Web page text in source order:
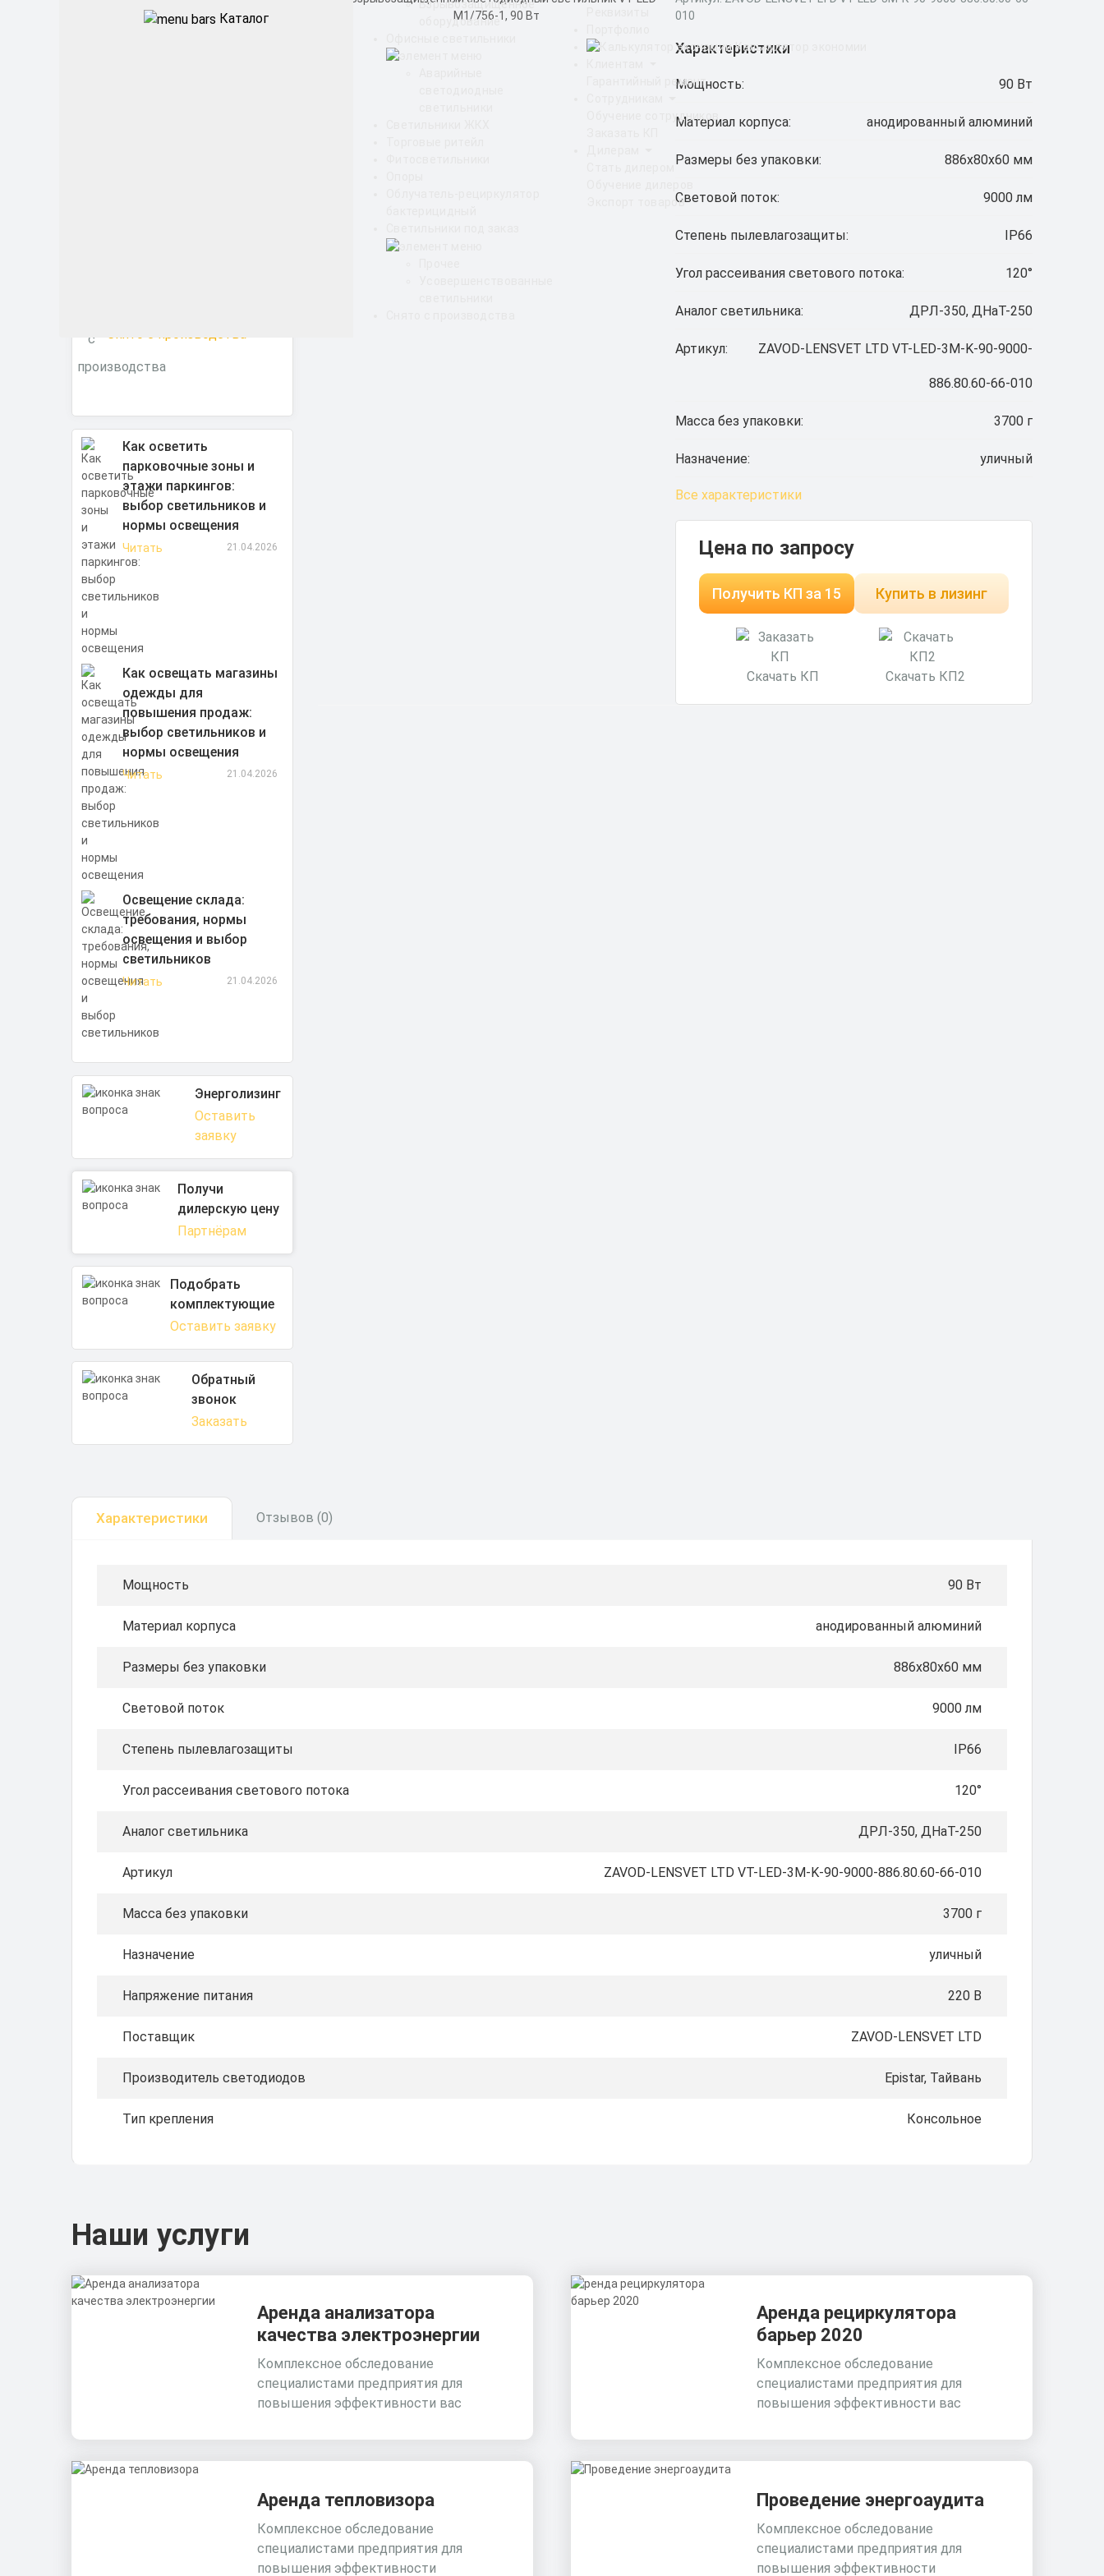
Каталог
Взрывозащищенное
оборудование
Калькулятор экономии
Гарантийный ремонт
Обучение сотрудников
Экспорт товаров
Снято с производства
Как осветить
парковочные зоны и
этажи паркингов:
выбор светильников и
нормы освещения
Читать 21.04.2026
Как освещать магазины
одежды для
повышения продаж:
выбор светильников и
нормы освещения
Читать 21.04.2026
Освещение склада:
требования, нормы
освещения и выбор
светильников
Читать 21.04.2026
Энерголизинг
Оставить
заявку
Получи
дилерскую цену
Партнёрам
Подобрать
комплектующие
Оставить заявку
Обратный
звонок
Заказать
010
Характеристики
Мощность: 90 Вт
Материал корпуса: анодированный алюминий
Размеры без упаковки: 886х80х60 мм
Световой поток: 9000 лм
Степень пылевлагозащиты: IP66
Угол рассеивания светового потока: 120°
Аналог светильника: ДРЛ-350, ДНаТ-250
Артикул: ZAVOD-LENSVET LTD VT-LED-3M-K-90-9000-
886.80.60-66-010
Масса без упаковки: 3700 г
Назначение: уличный
Все характеристики
Цена по запросу
Получить КП за 15
минут
Купить в лизинг
Скачать КП Скачать КП2
Характеристики Отзывов (0)
Мощность 90 Вт
Материал корпуса анодированный алюминий
Размеры без упаковки 886х80х60 мм
Световой поток 9000 лм
Степень пылевлагозащиты IP66
Угол рассеивания светового потока 120°
Аналог светильника ДРЛ-350, ДНаТ-250
Артикул ZAVOD-LENSVET LTD VT-LED-3M-K-90-9000-886.80.60-66-010
Масса без упаковки 3700 г
Назначение уличный
Напряжение питания 220 В
Поставщик ZAVOD-LENSVET LTD
Производитель светодиодов Epistar, Тайвань
Тип крепления Консольное
Наши услуги
Аренда анализатора
качества электроэнергии
Комплексное обследование
специалистами предприятия для
повышения эффективности вас
Аренда рециркулятора
барьер 2020
Комплексное обследование
специалистами предприятия для
повышения эффективности вас
Аренда тепловизора
Комплексное обследование
специалистами предприятия для
повышения эффективности
Проведение энергоаудита
Комплексное обследование
специалистами предприятия для
повышения эффективности